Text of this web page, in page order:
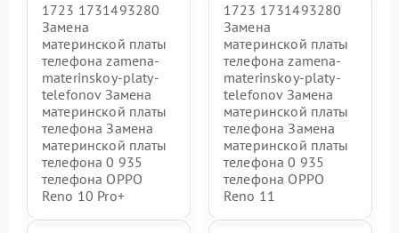
1723 1731493280
Замена
материнской платы
телефона zamena-
materinskoy-platy-
telefonov Замена
материнской платы
телефона Замена
материнской платы
телефона 0 935
телефона OPPO
Reno 10 Pro+
1723 1731493280
Замена
материнской платы
телефона zamena-
materinskoy-platy-
telefonov Замена
материнской платы
телефона Замена
материнской платы
телефона 0 935
телефона OPPO
Reno 11